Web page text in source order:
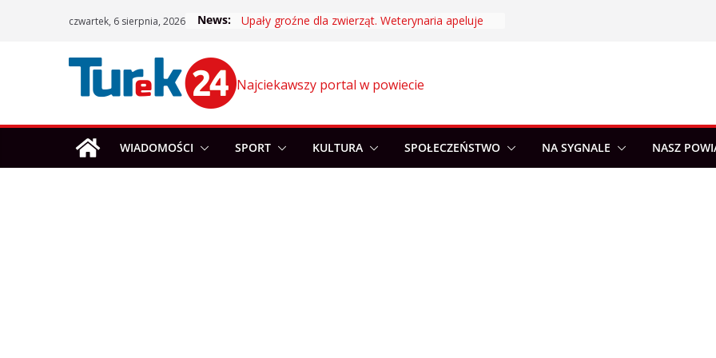
czwartek, 6 sierpnia, 2026 News: Upały groźne dla zwierząt. Weterynaria apeluje
Najciekawszy portal w powiecie
WIADOMOŚCI SPORT KULTURA SPOŁECZEŃSTWO NA SYGNALE NASZ